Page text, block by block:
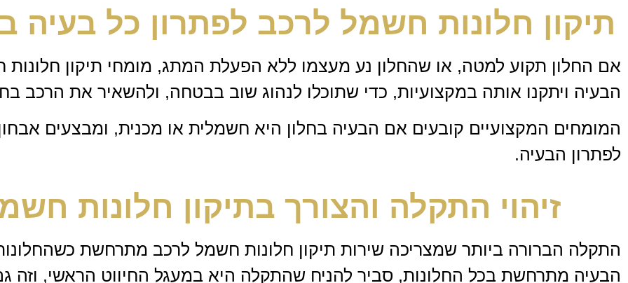
תיקון חלונות חשמל לרכב לפתרון כל בעיה
אם החלון תקוע למטה, או שהחלון נע מעצמו ללא הפעלת המתג, מומחי תיקון
הבעיה ויתקנו אותה במקצועיות, כדי שתוכלו לנהוג שוב בבטחה, ולהשאיר את הרכב
המומחים המקצועיים קובעים אם הבעיה בחלון היא חשמלית או מכנית, ומבצעים
לפתרון הבעיה.
זיהוי התקלה והצורך בתיקון חלונות
התקלה הברורה ביותר שמצריכה שירות תיקון חלונות חשמל לרכב מתרחשת
הבעיה מתרחשת בכל החלונות, סביר להניח שהתקלה היא במעגל החיווט הראשי, וזה